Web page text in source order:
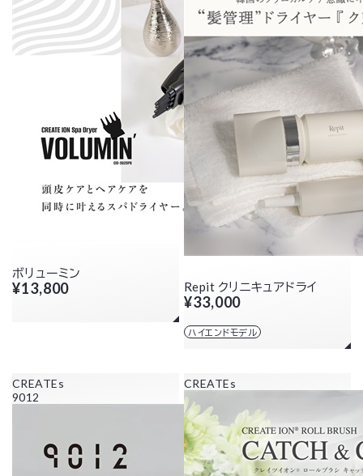
ボリューミン
¥13,800 Repit クリニキュアドライ
¥33,000
ハイエンドモデル
CREATEs
9012
CREATEs